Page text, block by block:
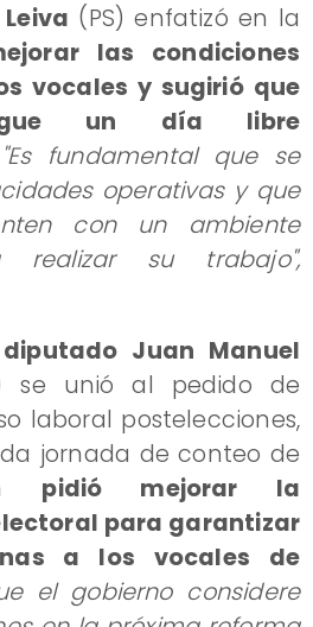
(PS) enfatizó en la
las condiciones
vocales y sugirió que
un día libre
"Es fundamental que se
operativas y que
con un ambiente
realizar su trabajo",
diputado Juan Manuel
se unió al pedido de
laboral postelecciones,
jornada de conteo de
pidió mejorar la
para garantizar
a los vocales de
el gobierno considere